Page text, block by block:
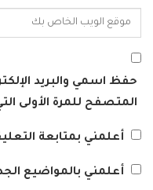
حفظ اسمي والبريد
المتصفح للمرة الأولى
أعلمني بمتابعة
أعلمني بالمواضيع